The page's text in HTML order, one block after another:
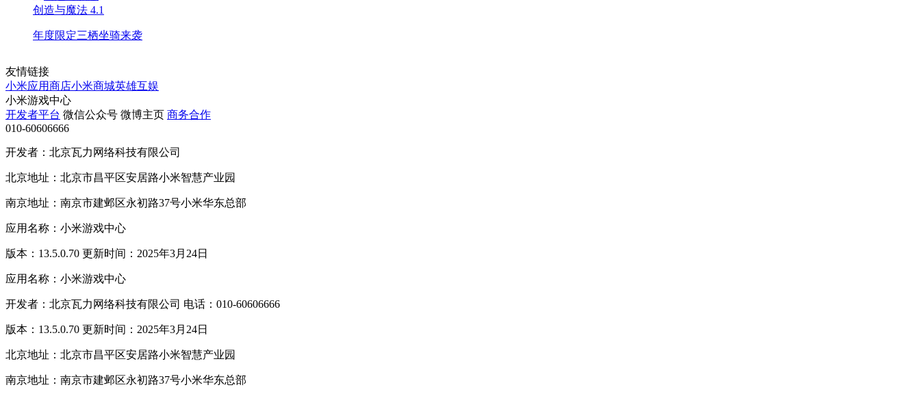
创造与魔法 4.1
年度限定三栖坐骑来袭
友情链接
小米应用商店小米商城英雄互娱
小米游戏中心
开发者平台 微信公众号 微博主页 商务合作
010-60606666
开发者：北京瓦力网络科技有限公司
北京地址：北京市昌平区安居路小米智慧产业园
南京地址：南京市建邺区永初路37号小米华东总部
应用名称：小米游戏中心
版本：13.5.0.70 更新时间：2025年3月24日
应用名称：小米游戏中心
开发者：北京瓦力网络科技有限公司 电话：010-60606666
版本：13.5.0.70 更新时间：2025年3月24日
北京地址：北京市昌平区安居路小米智慧产业园
南京地址：南京市建邺区永初路37号小米华东总部